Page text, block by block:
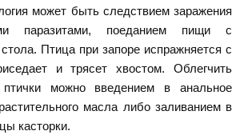
может быть следствием заражения
паразитами, поеданием пищи с
стола. Птица при запоре испражняется с
и трясет хвостом. Облегчить
птички можно введением в анальное
масла либо заливанием в
касторки.